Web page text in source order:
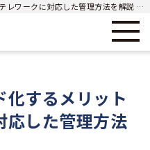
人事情報をクラウド化するメリットは？テレワークに対応した管理方法を解説 - ジンジャー（jinjer）｜統合型人事システム
するメリット
応した管理方法